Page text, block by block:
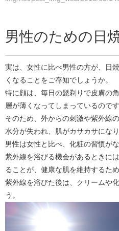
男性のための日
実は、女性に比べ男性の方が、日
くなることをご存知でしょうか。
特に顔は、毎日の髭剃りで皮膚の
層が薄くなってしまっているのです
そのため、外からの刺激や紫外線
水分が失われ、肌がカサカサにな
男性は女性と比べ、化粧の習慣が
紫外線を浴びる機会があるときに
ることが、健康な肌を維持するた
紫外線を浴びた後は、クリームや
う。